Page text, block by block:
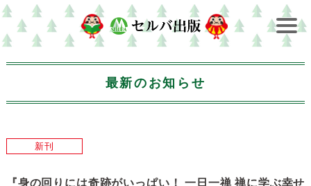
最新のお知らせ
新刊
『身の回りには奇跡がいっぱい！ 一日一禅 禅に学ぶ幸せ